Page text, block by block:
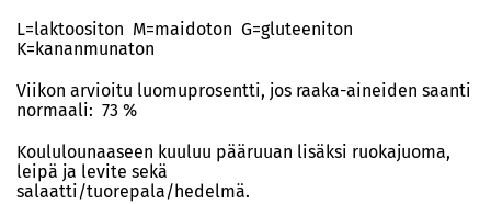
L=laktoositon M=maidoton G=gluteeniton
K=kananmunaton
Viikon arvioitu luomuprosentti, jos raaka-aineiden saanti
normaali: 73 %
Koululounaaseen kuuluu pääruuan lisäksi ruokajuoma,
leipä ja levite sekä
salaatti/tuorepala/hedelmä.